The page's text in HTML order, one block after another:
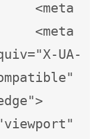
<meta
<meta
UA-